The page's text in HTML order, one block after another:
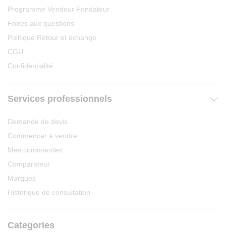
Programme Vendeur Fondateur
Foires aux questions
Politique Retour et échange
CGU
Confidentialité
Services professionnels
Demande de devis
Commencer à vendre
Mes commandes
Comparateur
Marques
Historique de consultation
Categories